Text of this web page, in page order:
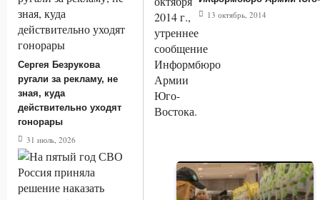
13 октябрь, 2014
Сергея Безрукова
ругали за рекламу, не
зная, куда
действительно уходят
гонорары
31 июль, 2026